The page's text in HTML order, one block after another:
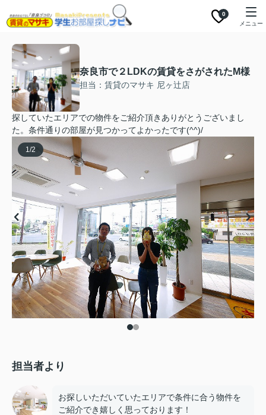
0
メニュー
奈良市で２LDKの賃貸をさがされたM様
担当：賃貸のマサキ 尼ヶ辻店
探していたエリアでの物件をご紹介頂きありがとうございまし
た。条件通りの部屋が見つかってよかったです(^^)/
1/2
担当者より
お探しいただいていたエリアで条件に合う物件を
ご紹介でき嬉しく思っております！